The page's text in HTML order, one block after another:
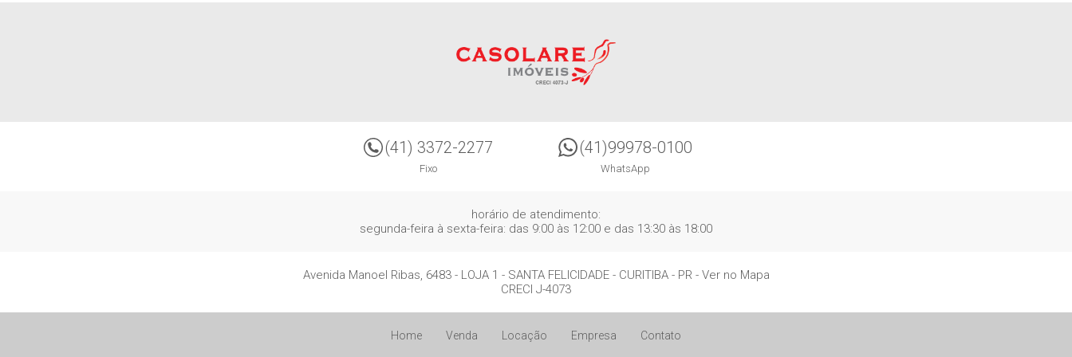
(41) 3372-2277
Fixo
(41)99978-0100
WhatsApp
horário de atendimento:
segunda-feira à sexta-feira: das 9:00 às 12:00 e das 13:30 às 18:00
Avenida Manoel Ribas, 6483 - LOJA 1 - SANTA FELICIDADE - CURITIBA- PR- Ver no Mapa
CRECI J-4073
Home Venda Locação Empresa Contato